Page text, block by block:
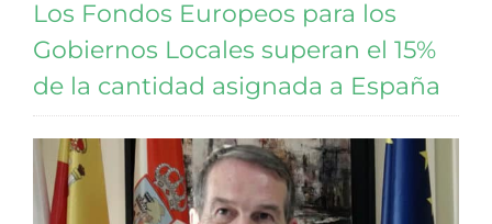
Los Fondos Europeos para los
Gobiernos Locales superan el 15%
de la cantidad asignada a España